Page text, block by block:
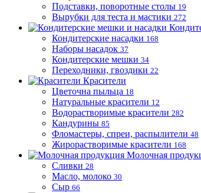
Подставки, поворотные столы 19
Вырубки для теста и мастики 272
Кондитерские насадки 168
Наборы насадок 37
Кондитерские мешки 34
Переходники, гвоздики 22
Красители
Цветочна пыльца 18
Натуральные красители 12
Водорастворимые красители 282
Кандурины 85
Фломастеры, спреи, распылители 48
Жирорастворимые красители 168
Молочная
Сливки 28
Масло, молоко 30
Сыр 66